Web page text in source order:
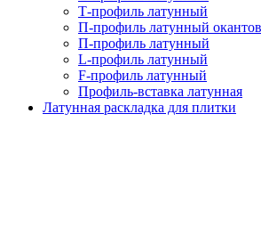
Т-профиль латунный
П-профиль латунный
П-профиль латунный
L-профиль латунный
F-профиль латунный
Профиль-вставка латунная
Латунная раскладка для плитки